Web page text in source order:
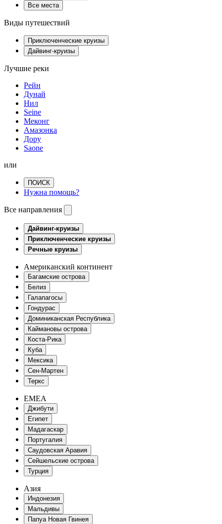
Все места
Виды путешествий
Приключенческие круизы
Дайвинг-круизы
Лучшие реки
Рейн
Дунай
Нил
Seine
Меконг
Амазонка
Дору
Saone
или
ПОИСК
Нужна помощь?
Все направления
Дайвинг-круизы
Приключенческие круизы
Речные круизы
Американский континент
Багамские острова
Белиз
Галапагосы
Гондурас
Доминиканская Республика
Каймановы острова
Коста-Рика
Куба
Мексика
Сен-Мартен
Теркс
EMEA
Джибути
Египет
Мадагаскар
Португалия
Саудовская Аравия
Сейшельские острова
Турция
Азия
Индонезия
Мальдивы
Папуа Новая Гвинея